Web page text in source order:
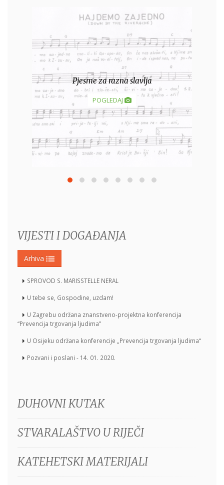
Susret Uprave i kućnih poglavarica
POGLEDAJ
VIJESTI I DOGAĐANJA
Arhiva
SPROVOD S. MARISSTELLE NERAL
U tebe se, Gospodine, uzdam!
U Zagrebu održana znanstveno-projektna konferencija
“Prevencija trgovanja ljudima”
U Osijeku održana konferencije „Prevencija trgovanja ljudima“
Pozvani i poslani - 14. 01. 2020.
DUHOVNI KUTAK
STVARALAŠTVO U RIJEČI
KATEHETSKI MATERIJALI